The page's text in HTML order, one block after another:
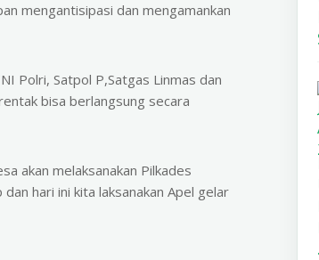
mengantisipasi dan mengamankan
Polri, Satpol P,Satgas Linmas dan
bisa berlangsung secara
akan melaksanakan Pilkades
hari ini kita laksanakan Apel gelar